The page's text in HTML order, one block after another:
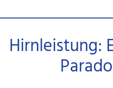
Hirnleistung: